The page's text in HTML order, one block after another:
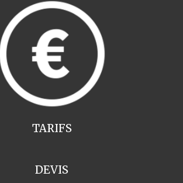
TARIFS
DEVIS